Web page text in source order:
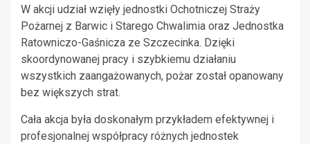
W akcji udział wzięły jednostki Ochotniczej Straży
Pożarnej z Barwic i Starego Chwalimia oraz Jednostka
Ratowniczo-Gaśnicza ze Szczecinka. Dzięki
skoordynowanej pracy i szybkiemu działaniu
wszystkich zaangażowanych, pożar został opanowany
bez większych strat.
Cała akcja była doskonałym przykładem efektywnej i
profesjonalnej współpracy różnych jednostek